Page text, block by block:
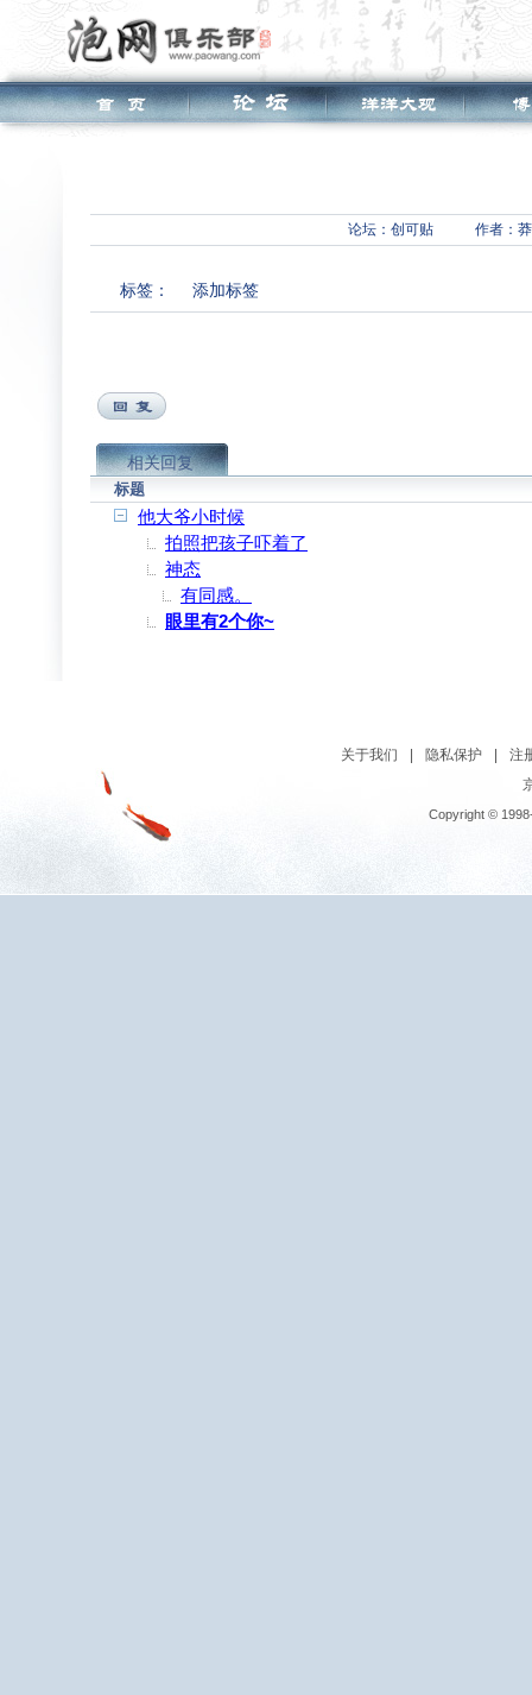
论坛： 创可贴 作者：莽
标签： 添加标签
相关回复
标题
他大爷小时候
拍照把孩子吓着了
神态
有同感。
眼里有2个你~
关于我们 隐私保护
注
Copyright ©